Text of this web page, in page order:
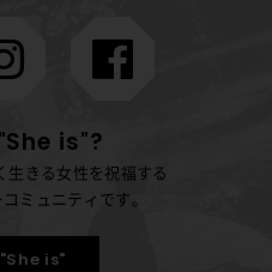
is"?
きる女性を祝福する
ミュニティです。
is"